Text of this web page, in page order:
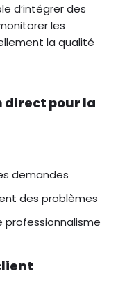
d’intégrer des
les
la qualité
direct pour la
demandes
des problèmes